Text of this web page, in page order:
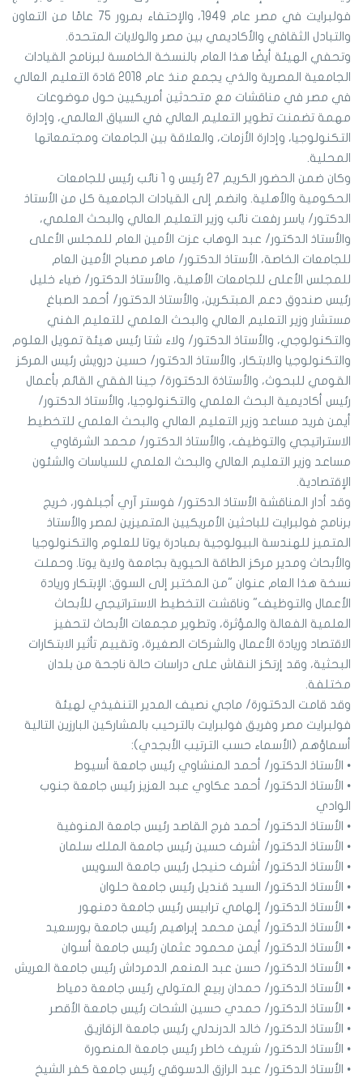
فولبرايت في مصر عام 1949، والإحتفاء بمرور 75 عامًا من التعاون
والتبادل الثقافي والأكاديمي بين مصر والولايات المتحدة.
وتحفي الهيئة أيضًا هذا العام بالنسخة الخامسة لبرنامج القيادات
الجامعية المصرية والذي يجمع منذ عام 2018 قادة التعليم العالي
في مصر في مناقشات مع متحدثين أمريكيين حول موضوعات
مهمة تضمنت تطوير التعليم العالي في السياق العالمي، وإدارة
التكنولوجيا، وإدارة الأزمات، والعلاقة بين الجامعات ومجتمعاتها
المحلية.
وكان ضمن الحضور الكريم 27 رئيس و 1 نائب رئيس للجامعات
الحكومية والأهلية. وانضم إلى القيادات الجامعية كل من الأستاذ
الدكتور/ ياسر رفعت نائب وزير التعليم العالي والبحث العلمي،
والأستاذ الدكتور/ عبد الوهاب عزت الأمين العام للمجلس الأعلى
للجامعات الخاصة، الأستاذ الدكتور/ ماهر مصباح الأمين العام
للمجلس الأعلى للجامعات الأهلية، والأستاذ الدكتور/ ضياء خليل
رئيس صندوق دعم المبتكرين، والأستاذ الدكتور/ أحمد الصباغ
مستشار وزير التعليم العالي والبحث العلمي للتعليم الفني
والتكنولوجي، والأستاذ الدكتور/ ولاء شتا رئيس هيئة تمويل العلوم
والتكنولوجيا والابتكار، والأستاذ الدكتور/ حسين درويش رئيس المركز
القومي للبحوث، والأستاذة الدكتورة/ جينا الفقي القائم بأعمال
رئيس أكاديمية البحث العلمي والتكنولوجيا، والأستاذ الدكتور/
أيمن فريد مساعد وزير التعليم العالي والبحث العلمي للتخطيط
الاستراتيجي والتوظيف، والأستاذ الدكتور/ محمد الشرقاوي
مساعد وزير التعليم العالي والبحث العلمي للسياسات والشئون
الإقتصادية.
وقد أدار المناقشة الأستاذ الدكتور/ فوستر آري أجبلفور، خريج
برنامج فولبرايت للباحثين الأمريكيين المتميزين لمصر والأستاذ
المتميز للهندسة البيولوجية بمبادرة يوتا للعلوم والتكنولوجيا
والأبحاث ومدير مركز الطاقة الحيوية بجامعة ولاية يوتا. وحملت
نسخة هذا العام عنوان "من المختبر إلى السوق: الإبتكار وريادة
الأعمال والتوظيف" وناقشت التخطيط الاستراتيجي للأبحاث
العلمية الفعالة والمؤثرة، وتطوير مجمعات الأبحاث لتحفيز
الاقتصاد وريادة الأعمال والشركات الصغيرة، وتقييم تأثير الابتكارات
البحثية، وقد إرتكز النقاش على دراسات حالة ناجحة من بلدان
مختلفة.
وقد قامت الدكتورة/ ماجي نصيف المدير التنفيذي لهيئة
فولبرايت مصر وفريق فولبرايت بالترحيب بالمشاركين البارزين التالية
أسماؤهم (الأسماء حسب الترتيب الأبجدي):
• الأستاذ الدكتور/ أحمد المنشاوي رئيس جامعة أسيوط
• الأستاذ الدكتور/ أحمد عكاوي عبد العزيز رئيس جامعة جنوب
الوادي
• الأستاذ الدكتور/ أحمد فرج القاصد رئيس جامعة المنوفية
• الأستاذ الدكتور/ أشرف حسين رئيس جامعة الملك سلمان
• الأستاذ الدكتور/ أشرف حنيجل رئيس جامعة السويس
• الأستاذ الدكتور/ السيد قنديل رئيس جامعة حلوان
• الأستاذ الدكتور/ إلهامي ترابيس رئيس جامعة دمنهور
• الأستاذ الدكتور/ أيمن محمد إبراهيم رئيس جامعة بورسعيد
• الأستاذ الدكتور/ أيمن محمود عثمان رئيس جامعة أسوان
• الأستاذ الدكتور/ حسن عبد المنعم الدمرداش رئيس جامعة العريش
• الأستاذ الدكتور/ حمدان ربيع المتولي رئيس جامعة دمياط
• الأستاذ الدكتور/ حمدي حسين الشحات رئيس جامعة الأقصر
• الأستاذ الدكتور/ خالد الدرندلي رئيس جامعة الزقازيق
• الأستاذ الدكتور/ شريف خاطر رئيس جامعة المنصورة
• الأستاذ الدكتور/ عبد الرازق الدسوقي رئيس جامعة كفر الشيخ